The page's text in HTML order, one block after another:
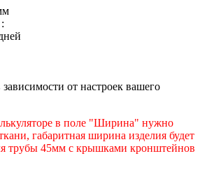
от настроек вашего
в поле "Ширина" нужно
габаритная ширина изделия будет
трубы 45мм с крышками кронштейнов